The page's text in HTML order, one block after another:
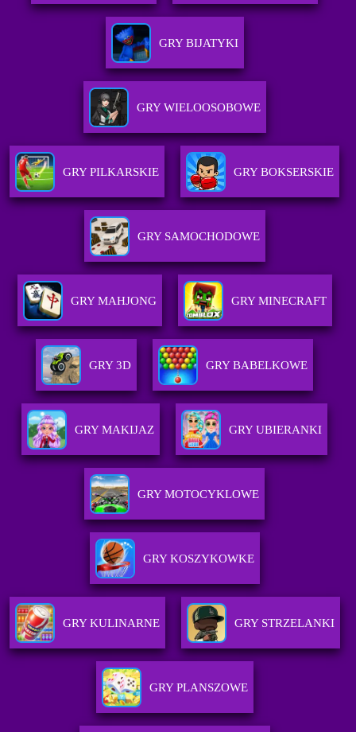
GRY BIJATYKI
GRY WIELOOSOBOWE
GRY PILKARSKIE GRY BOKSERSKIE
GRY SAMOCHODOWE
GRY MAHJONG GRY MINECRAFT
GRY 3D GRY BABELKOWE
GRY MAKIJAZ GRY UBIERANKI
GRY MOTOCYKLOWE
GRY KOSZYKOWKE
GRY KULINARNE GRY STRZELANKI
GRY PLANSZOWE